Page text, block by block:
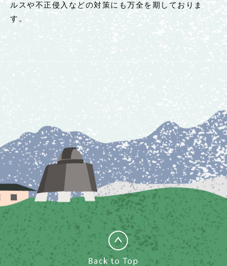
ルスや不正侵入などの対策にも万全を期しておりま
す。